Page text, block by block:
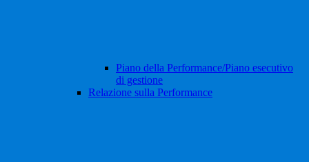
Piano della Performance/Piano esecutivo
di gestione
Relazione sulla Performance